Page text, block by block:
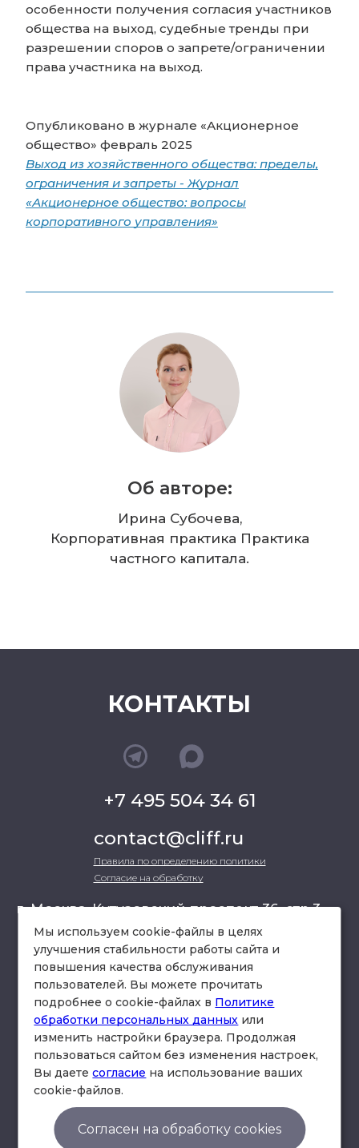
особенности получения согласия участников
общества на выход, судебные тренды при
разрешении споров о запрете/ограничении
права участника на выход.
Опубликовано в журнале «Акционерное
общество» февраль 2025
Выход из хозяйственного общества: пределы,
ограничения и запреты - Журнал
«Акционерное общество: вопросы
корпоративного управления»
Об авторе:
Ирина Субочева,
Корпоративная практика Практика
частного капитала.
КОНТАКТЫ
+7 495 504 34 61
contact@cliff.ru
Правила по определению политики
Согласие на обработку
г. Москва, Кутузовский проспект 36, стр.3 ,
офис 301
схема проезда
© Юридическая фирма «Клифф».
Согласие на обработку
Мы используем cookie-файлы в целях
улучшения стабильности работы сайта и
повышения качества обслуживания
пользователей. Вы можете прочитать
подробнее о cookie-файлах в Политике
обработки персональных данных или
изменить настройки браузера. Продолжая
пользоваться сайтом без изменения настроек,
Вы даетесогласие на использование ваших
cookie-файлов.
Согласен на обработку cookies